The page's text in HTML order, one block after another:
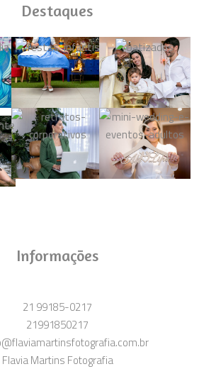
Destaques
Informações
21 99185-0217
21991850217
Flavia Martins Fotografia